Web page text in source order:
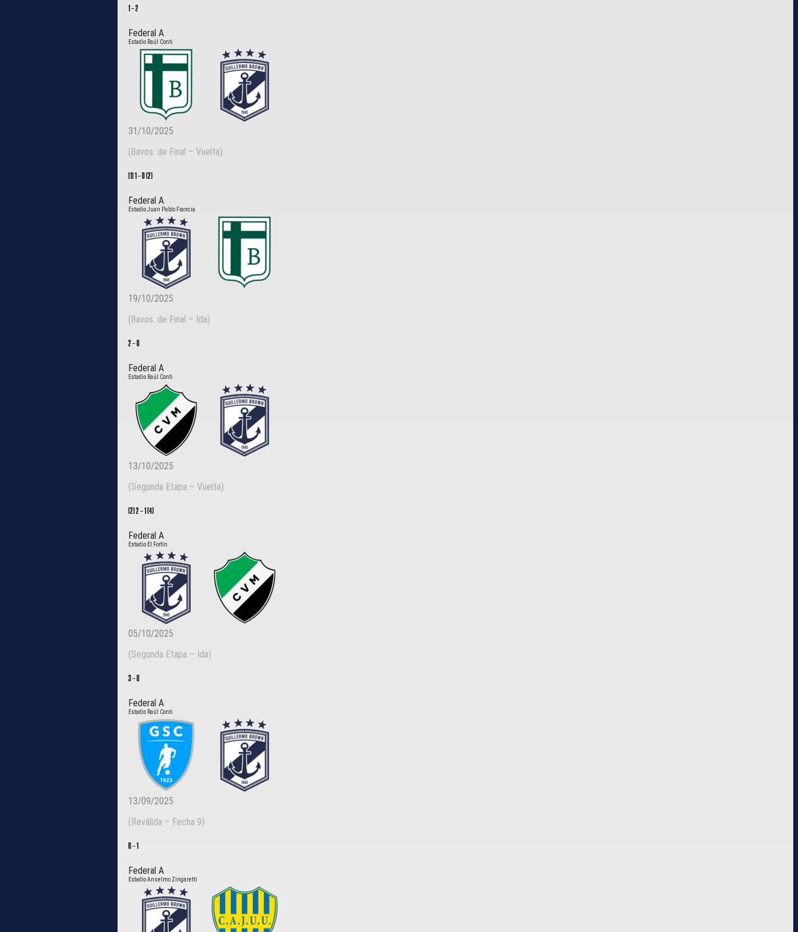
1 –2
Federal A
Estadio Raúl Conti
31/10/2025
(8avos. de Final – Vuelta)
(1) 1 – 0 (2)
Federal A
Estadio Juan Pablo Francia
19/10/2025
(8avos. de Final – Ida)
2– 0
Federal A
Estadio Raúl Conti
13/10/2025
(Segunda Etapa – Vuelta)
(2) 2–1 (4)
Federal A
Estadio El Fortín
05/10/2025
(Segunda Etapa – Ida)
3– 0
Federal A
Estadio Raúl Conti
13/09/2025
(Reválida – Fecha 9)
0 –1
Federal A
Estadio Anselmo Zingaretti